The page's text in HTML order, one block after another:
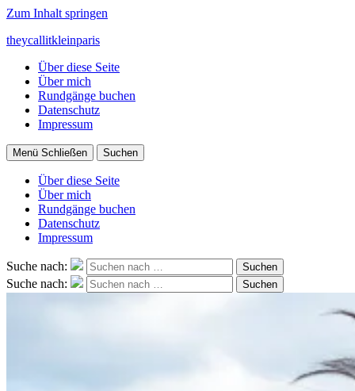
Zum Inhalt springen
theycallitkleinparis
Über diese Seite
Über mich
Rundgänge buchen
Datenschutz
Impressum
Menü Schließen Suchen
Über diese Seite
Über mich
Rundgänge buchen
Datenschutz
Impressum
Suche nach: Suchen
Suche nach: Suchen